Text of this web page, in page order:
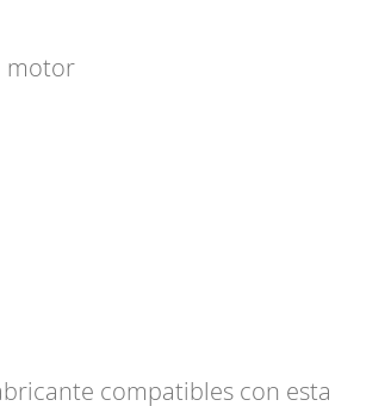
motor
compatibles con esta